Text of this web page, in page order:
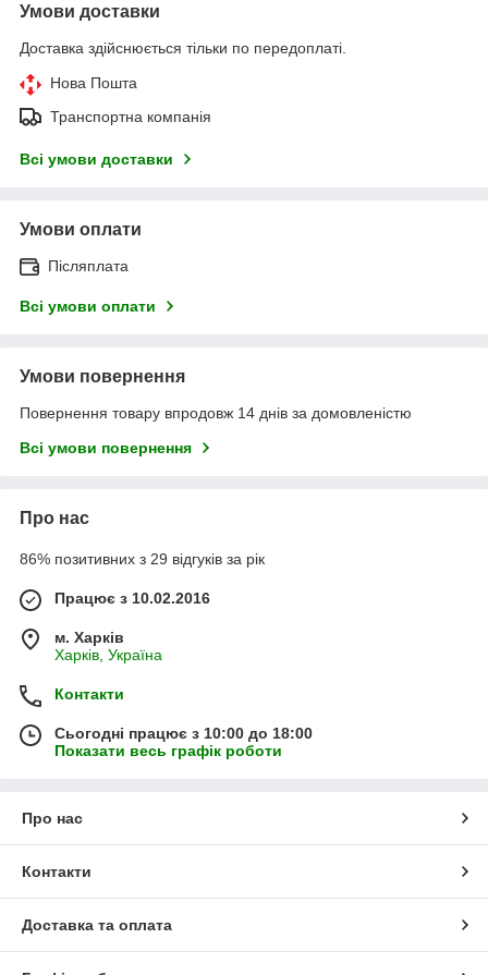
Умови доставки
Доставка здійснюється тільки по передоплаті.
Нова Пошта
Транспортна компанія
Всі умови доставки
Умови оплати
Післяплата
Всі умови оплати
Умови повернення
Повернення товару впродовж 14 днів за домовленістю
Всі умови повернення
Про нас
86% позитивних з 29 відгуків за рік
Працює з 10.02.2016
м. Харків
Харків, Україна
Контакти
Сьогодні працює з 10:00 до 18:00
Показати весь графік роботи
Про нас
Контакти
Доставка та оплата